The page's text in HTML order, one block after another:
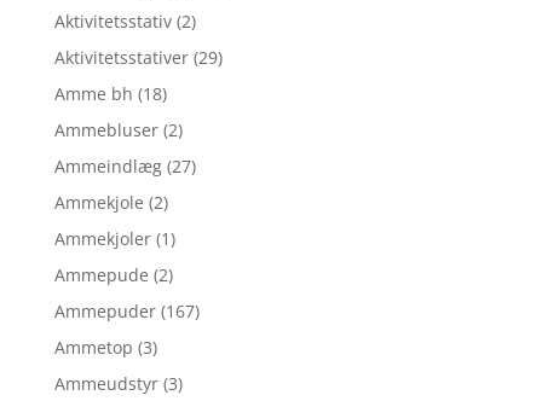
Aktivitetsstativ (2)
Aktivitetsstativer (29)
Amme bh (18)
Ammebluser (2)
Ammeindlæg (27)
Ammekjole (2)
Ammekjoler (1)
Ammepude (2)
Ammepuder (167)
Ammetop (3)
Ammeudstyr (3)